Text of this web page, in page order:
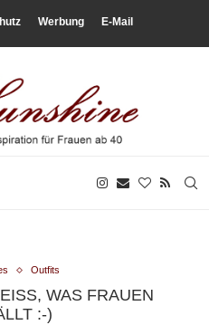
Werbung E-Mail
Outfits
WAS FRAUEN G
:-)